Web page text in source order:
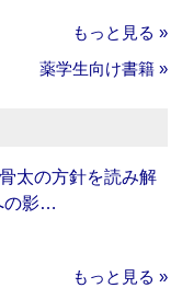
もっと見る »
薬学生向け書籍 »
太の方針を読み解
の影…
もっと見る »